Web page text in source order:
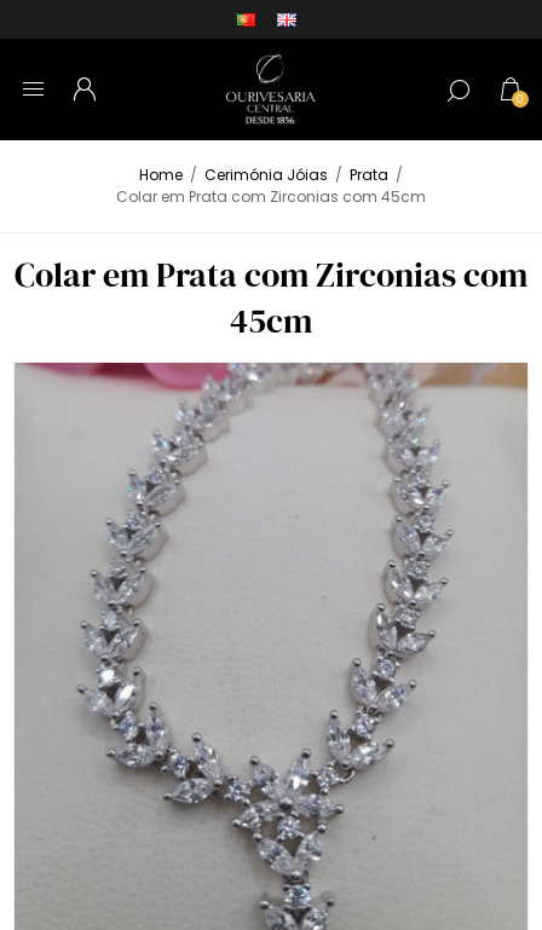
0
Home / Cerimónia Jóias / Prata /
Colar em Prata com Zirconias com 45cm
Colar em Prata com Zirconias com
45cm